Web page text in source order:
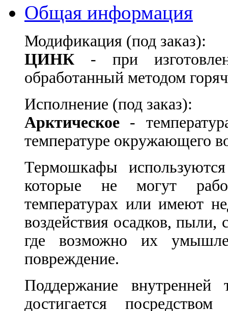
Общая информация
Модификация (под заказ):
ЦИНК
- при
обработанный методом
Исполнение (под заказ):
Арктическое -
температуре окружающего
Термошкафы
которые не могут
температурах или имеют
воздействия осадков, пыли,
где возможно их
повреждение.
Поддержание внутренней
достигается